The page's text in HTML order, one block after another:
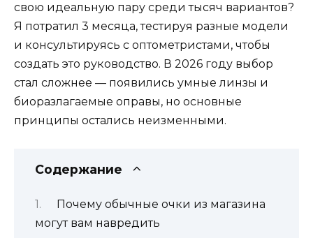
свою идеальную пару среди тысяч вариантов?
Я потратил 3 месяца, тестируя разные модели
и консультируясь с оптометристами, чтобы
создать это руководство. В 2026 году выбор
стал сложнее — появились умные линзы и
биоразлагаемые оправы, но основные
принципы остались неизменными.
Содержание
Почему обычные очки из магазина
могут вам навредить